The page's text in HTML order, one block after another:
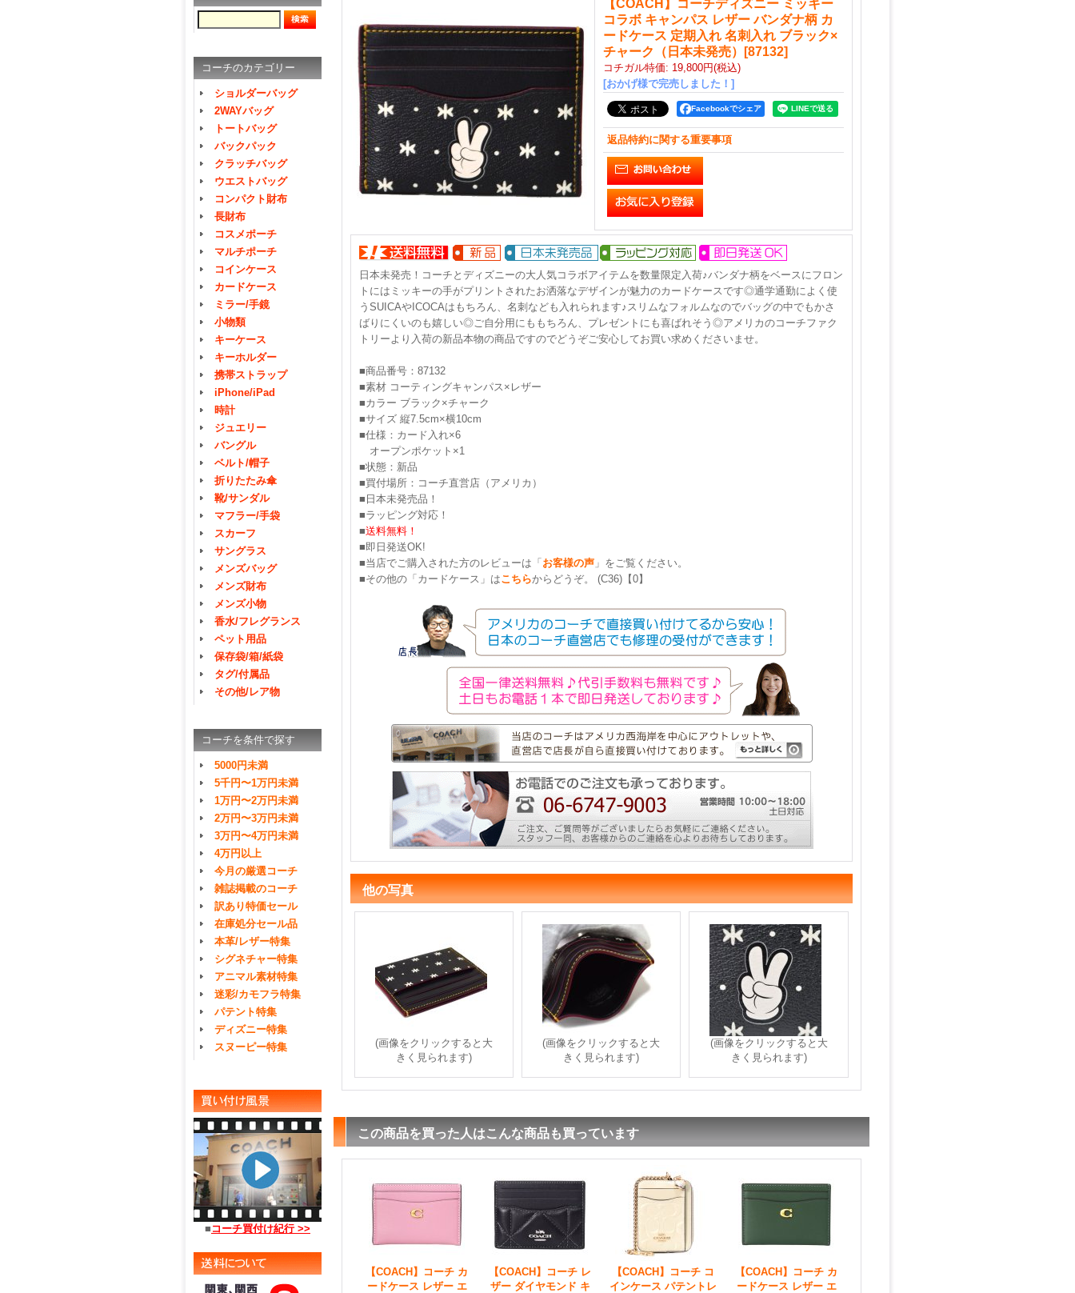
コーチのカテゴリー
ショルダーバッグ
2WAYバッグ
トートバッグ
バックパック
クラッチバッグ
ウエストバッグ
コンパクト財布
長財布
コスメポーチ
マルチポーチ
コインケース
カードケース
ミラー/手鏡
小物類
キーケース
キーホルダー
携帯ストラップ
iPhone/iPad
時計
ジュエリー
バングル
ベルト/帽子
折りたたみ傘
靴/サンダル
マフラー/手袋
スカーフ
サングラス
メンズバッグ
メンズ財布
メンズ小物
香水/フレグランス
ペット用品
保存袋/箱/紙袋
タグ/付属品
その他/レア物
コーチを条件で探す
5000円未満
5千円〜1万円未満
1万円〜2万円未満
2万円〜3万円未満
3万円〜4万円未満
4万円以上
今月の厳選コーチ
雑誌掲載のコーチ
訳あり特価セール
在庫処分セール品
本革/レザー特集
シグネチャー特集
アニマル素材特集
迷彩/カモフラ特集
パテント特集
ディズニー特集
スヌーピー特集
■ コーチ買付け紀行 >>
【COACH】コーチディズニー ミッキー
コラボ キャンパス レザー バンダナ柄 カ
ードケース 定期入れ 名刺入れ ブラック×
チャーク（日本未発売）
[87132]
コチガル特価: 19,800円(税込)
[おかげ様で完売しました！]
Facebookでシェア
返品特約に関する重要事項
日本未発売！コーチとディズニーの大人気コラボアイテムを数量限定入荷♪バンダナ柄をベースにフロン
トにはミッキーの手がプリントされたお洒落なデザインが魅力のカードケースです◎通学通勤によく使
うSUICAやICOCAはもちろん、名刺なども入れられます♪スリムなフォルムなのでバッグの中でもかさ
ばりにくいのも嬉しい◎ご自分用にももちろん、プレゼントにも喜ばれそう◎アメリカのコーチファク
トリーより入荷の新品本物の商品ですのでどうぞご安心してお買い求めくださいませ。
■商品番号：87132
■素材 コーティングキャンパス×レザー
■カラー ブラック×チャーク
■サイズ 縦7.5cm×横10cm
■仕様：カード入れ×6
オープンポケット×1
■状態：新品
■買付場所：コーチ直営店（アメリカ）
■日本未発売品！
■ラッピング対応！
■送料無料！
■即日発送OK!
■当店でご購入された方のレビューは「 お客様の声 」をご覧ください。
■その他の「カードケース」はこちらからどうぞ。 (C36)【0】
他の写真
(画像をクリックすると大
きく見られます)
(画像をクリックすると大
きく見られます)
(画像をクリックすると大
きく見られます)
この商品を買った人はこんな商品も買っています
【COACH】コーチ カ
ードケース レザー エ
【COACH】コーチ レ
ザー ダイヤモンド キ
【COACH】コーチ コ
インケース パテントレ
【COACH】コーチ カ
ードケース レザー エ